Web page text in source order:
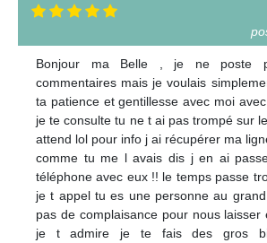
Bonjour ma Belle , je ne poste
commentaires mais je voulais
ta patience et gentillesse avec moi
je te consulte tu ne t ai pas trompé sur
attend lol pour info j ai récupérer ma
comme tu me l avais dis j en ai
téléphone avec eux !! le temps passe
je t appel tu es une personne au
pas de complaisance pour nous laisser
je t admire je te fais des gros